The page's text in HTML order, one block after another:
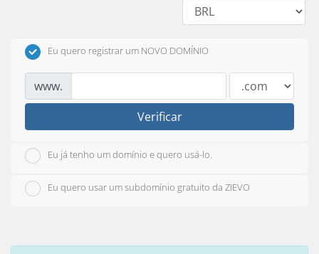
Eu quero registrar um NOVO DOMÍNIO
www.
Verificar
Eu já tenho um domínio e quero usá-lo.
Eu quero usar um subdomínio gratuito da ZIEVO